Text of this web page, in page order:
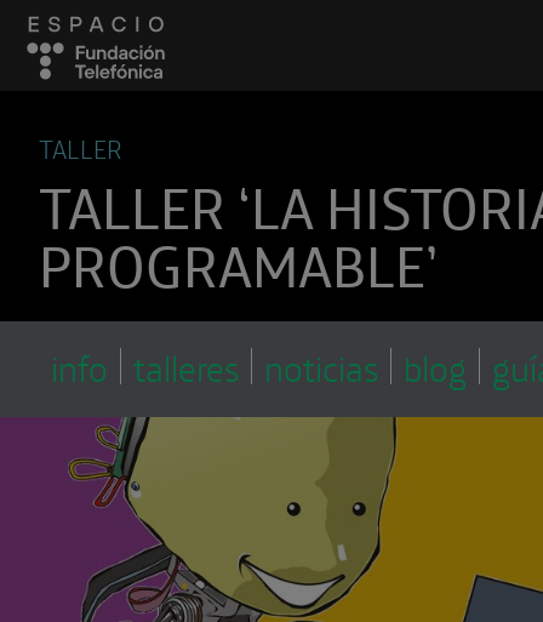
TALLER
TALLER ‘LA
PROGRAMABLE’
info talleres noticias blog